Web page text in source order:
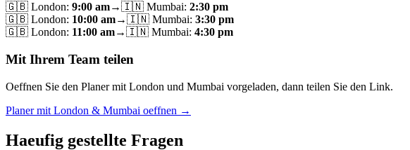
🇬🇧 London: 9:00 am→🇮🇳 Mumbai: 2:30 pm
🇬🇧 London: 10:00 am→🇮🇳 Mumbai: 3:30 pm
🇬🇧 London: 11:00 am→🇮🇳 Mumbai: 4:30 pm
Mit Ihrem Team teilen
Oeffnen Sie den Planer mit London und Mumbai vorgeladen, dann teilen Sie den Link.
Planer mit London & Mumbai oeffnen →
Haeufig gestellte Fragen